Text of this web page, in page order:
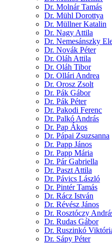
Dr. Molnár Tamás
Dr. Mühl Dorottya
Dr. Müllner Katalin
Dr. Nagy Attila
Dr. Nemesánszky
Dr. Novák Péter
Dr. Oláh Attila
Dr. Oláh Tibor
Dr. Ollári Andrea
Dr. Orosz Zsolt
Dr. Pák Gábor
Dr. Pák Péter
Dr. Pakodi Ferenc
Dr. Palkó András
Dr. Pap Ákos
Dr. Pápai Zsuzsanna
Dr. Papp János
Dr. Papp Mária
Dr. Pár Gabriella
Dr. Paszt Attila
Dr. Pávics László
Dr. Pintér Tamás
Dr. Rácz István
Dr. Révész János
Dr. Rosztóczy
Dr. Rudas Gábor
Dr. Ruszinkó
Dr. Sápy Péter